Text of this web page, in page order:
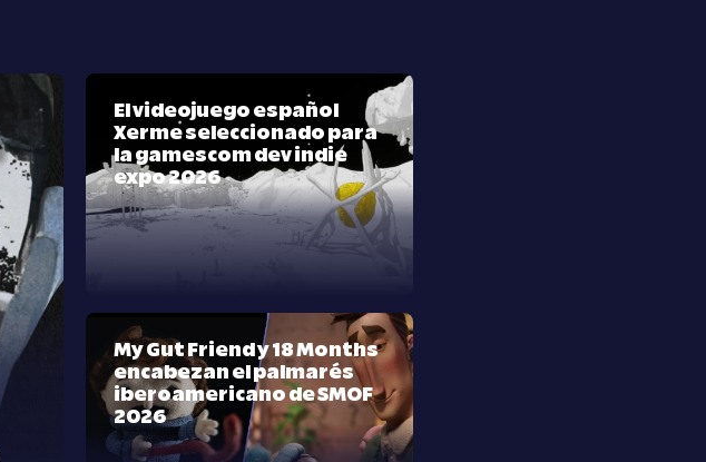
El videojuego español
Xerme seleccionado para
la gamescom dev indie
expo 2026
My Gut Friend y 18 Months
encabezan el palmarés
iberoamericano de SMOF
2026